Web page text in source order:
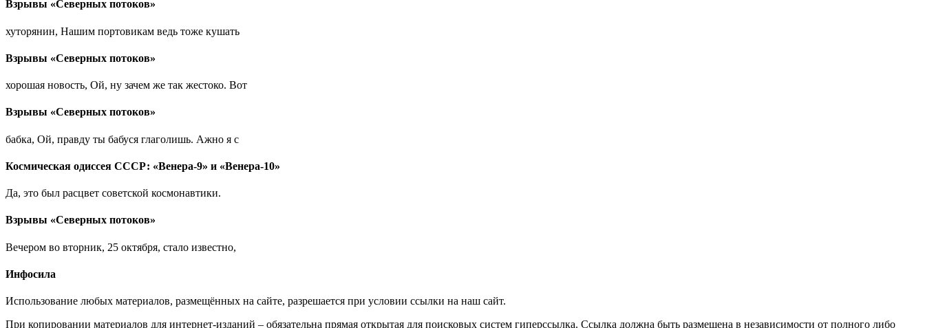
Взрывы «Северных потоков»
хуторянин, Нашим портовикам ведь тоже кушать
Взрывы «Северных потоков»
хорошая новость, Ой, ну зачем же так жестоко. Вот
Взрывы «Северных потоков»
бабка, Ой, правду ты бабуся глаголишь. Ажно я с
Космическая одиссея СССР: «Венера-9» и «Венера-10»
Да, это был расцвет советской космонавтики.
Взрывы «Северных потоков»
Вечером во вторник, 25 октября, стало известно,
Инфосила
Использование любых материалов, размещённых на сайте, разрешается при условии ссылки на наш сайт.
При копировании материалов для интернет-изданий – обязательна прямая открытая для поисковых систем гиперссылка. Ссылка должна быть размещена в независимости от полного либо